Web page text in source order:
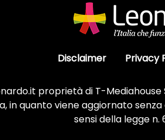
Disclaimer Privacy
proprietà di T-Mediahouse
in quanto viene aggiornato
sensi della legge n.